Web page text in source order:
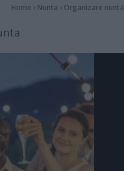
Home › Nunta › Organizare nunta